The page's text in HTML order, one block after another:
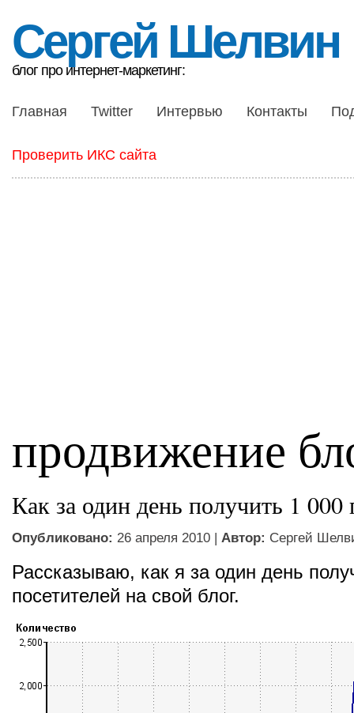
Сергей Шелвин
блог про интернет-маркетинг:
Главная Twitter Интервью Контакты
Проверить ИКС сайта
продвижение
Как за один день получить 1 000
Опубликовано: 26 апреля 2010 | Автор: Сергей
Рассказываю, как я за один день
посетителей на свой блог.